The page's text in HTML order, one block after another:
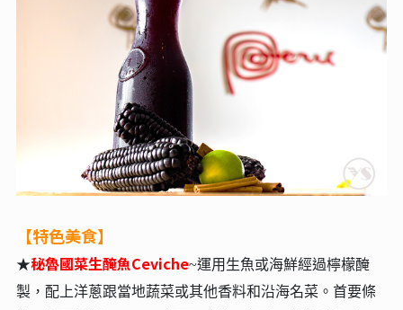
【特色美食】
★秘魯國菜生醃魚Ceviche~運⽤⽣⿂或海鮮經過檸檬醃
製，配上洋蔥跟當地蔬菜或其他香料和沿海名菜。⾸要條